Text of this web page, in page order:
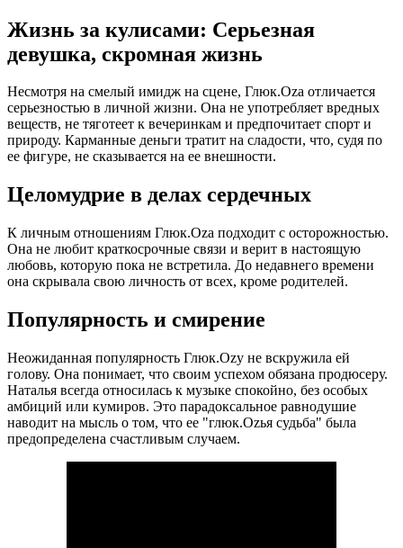
Жизнь за кулисами: Серьезная
девушка, скромная жизнь
Несмотря на смелый имидж на сцене, Глюк.Oza отличается
серьезностью в личной жизни. Она не употребляет вредных
веществ, не тяготеет к вечеринкам и предпочитает спорт и
природу. Карманные деньги тратит на сладости, что, судя по
ее фигуре, не сказывается на ее внешности.
Целомудрие в делах сердечных
К личным отношениям Глюк.Oza подходит с осторожностью.
Она не любит краткосрочные связи и верит в настоящую
любовь, которую пока не встретила. До недавнего времени
она скрывала свою личность от всех, кроме родителей.
Популярность и смирение
Неожиданная популярность Глюк.Ozy не вскружила ей
голову. Она понимает, что своим успехом обязана продюсеру.
Наталья всегда относилась к музыке спокойно, без особых
амбиций или кумиров. Это парадоксальное равнодушие
наводит на мысль о том, что ее "глюк.Ozья судьба" была
предопределена счастливым случаем.